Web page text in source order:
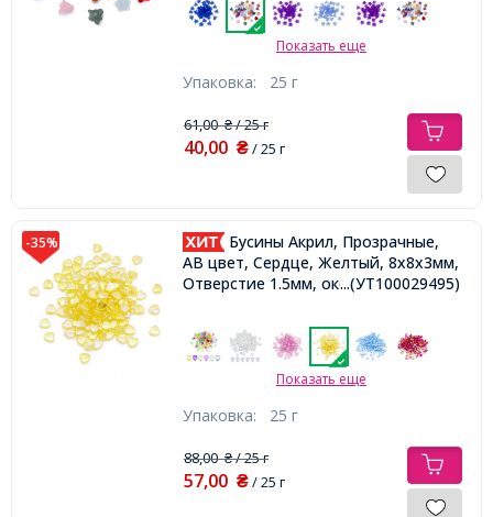
Показать еще
Упаковка: 25 г
61,00₴/ 25 г
40,00 ₴/ 25 г
-35%
Бусины Акрил, Прозрачные,
АВ цвет, Сердце, Желтый, 8х8х3мм,
Отверстие 1.5мм, около 130шт/25г,
...(УТ100029495)
Показать еще
Упаковка: 25 г
88,00₴/ 25 г
57,00 ₴/ 25 г